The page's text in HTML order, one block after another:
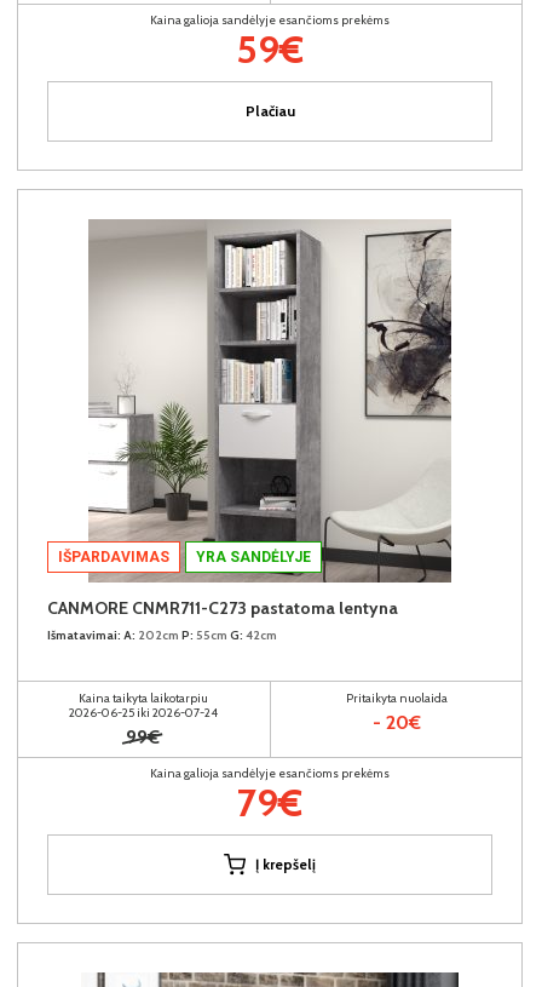
Kaina galioja sandėlyje esančioms prekėms
59€
Plačiau
IŠPARDAVIMAS YRA SANDĖLYJE
CANMORE CNMR711-C273 pastatoma lentyna
Išmatavimai: A: 202cm P: 55cm G: 42cm
Kaina taikyta laikotarpiu
2026-06-25 iki 2026-07-24
99€
Pritaikyta nuolaida
- 20€
Kaina galioja sandėlyje esančioms prekėms
79€
Į krepšelį